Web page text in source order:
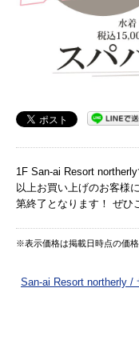
1F San-ai Resort
以上お買い上げのお客様
第終了となります！ ぜひ
※表示価格は掲載日時点の価格
San-ai Resort northerly /